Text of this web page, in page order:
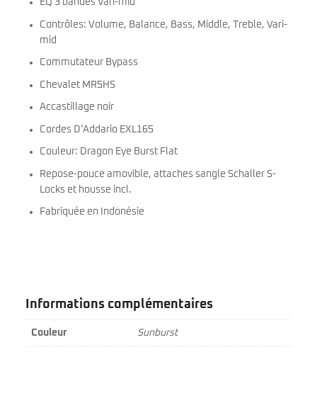
EQ 3 bandes Vari-mid
Contrôles: Volume, Balance, Bass, Middle, Treble, Vari-
mid
Commutateur Bypass
Chevalet MR5HS
Accastillage noir
Cordes D’Addario EXL165
Couleur: Dragon Eye Burst Flat
Repose-pouce amovible, attaches sangle Schaller S-
Locks et housse incl.
Fabriquée en Indonésie
Informations complémentaires
Couleur Sunburst